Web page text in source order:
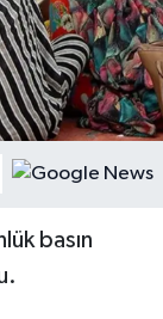
basın